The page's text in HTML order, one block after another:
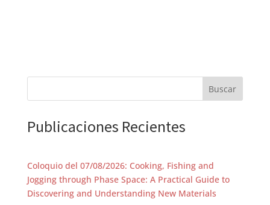
Buscar
Publicaciones Recientes
Coloquio del 07/08/2026: Cooking, Fishing and
Jogging through Phase Space: A Practical Guide to
Discovering and Understanding New Materials